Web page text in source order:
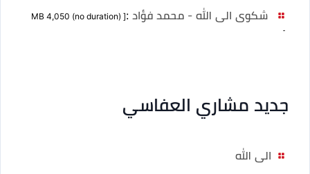
شكوى الى الله - محمد فؤاد :
[ MB 4,050 (no duration)
]
جديد مشاري العفاسي
الى الله